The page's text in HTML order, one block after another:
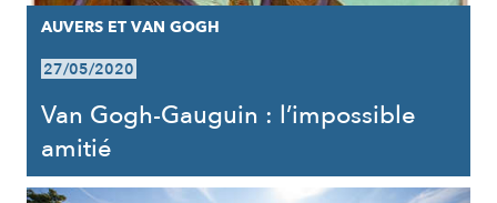
AUVERS ET VAN GOGH
27/05/2020
Van Gogh-Gauguin : l’impossible
amitié